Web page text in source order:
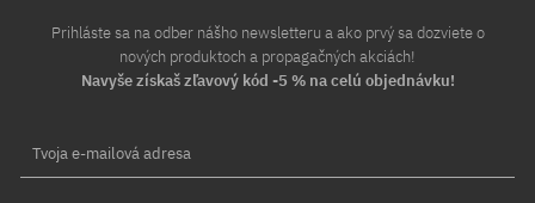
Prihláste sa na odber nášho newsletteru a ako prvý sa dozviete o
nových produktoch a propagačných akciách!
Navyše získaš zľavový kód -5 % na celú objednávku!
Tvoja e-mailová adresa